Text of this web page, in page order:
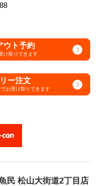
ウト予約
け取りできます
ー注文
でお受け取りできます
民 松山大街道2丁目店